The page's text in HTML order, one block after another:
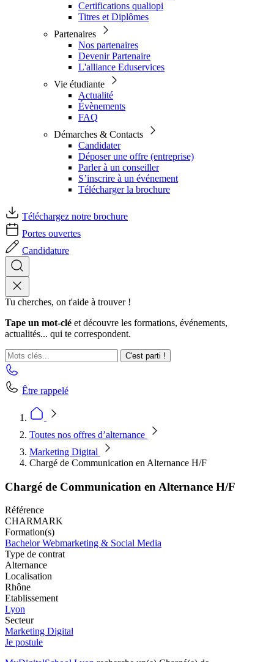
Certifications qualiopi
Titres et Diplômes
Partenaires
Nos partenaires
Devenir Partenaire
L'alliance Eduservices
Vie étudiante
Actualité
Évènements
FAQ
Démarches & Contacts
Candidater
Déposer une offre (entreprise)
Parler à un conseiller
S’inscrire à un événement
Télécharger la brochure
Téléchargez notre brochure
Portes ouvertes
Candidature
Tu cherches, on t'aide à trouver !
Tape un mot-clé et découvre les formations, événements,
actualités... qui te correspondent.
C'est parti !
Être rappelé
Toutes nos offres d’alternance
Marketing Digital
Chargé de Communication en Alternance H/F
Chargé de Communication en Alternance H/F
Référence
CHARMARK
Formation(s)
Bachelor Webmarketing & Social Media
Type de contrat
Alternance
Localisation
Rhône
Etablissement
Lyon
Secteur
Marketing Digital
Je postule